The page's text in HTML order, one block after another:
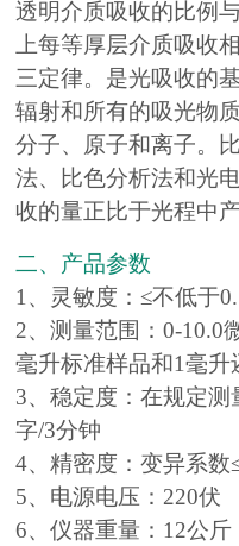
透明介质吸收的比例
上每等厚层介质吸收
三定律。是光吸收的
辐射和所有的吸光物
分子、原子和离子。
法、比色分析法和光
收的量正比于光程中
二、产品参数
1、灵敏度：≤不低于
2、测量范围：0-10.0
毫升标准样品和1毫升
3、稳定度：在规定
字/3分钟
4、精密度：变异系数
5、电源电压：220伏
6、仪器重量：12公斤